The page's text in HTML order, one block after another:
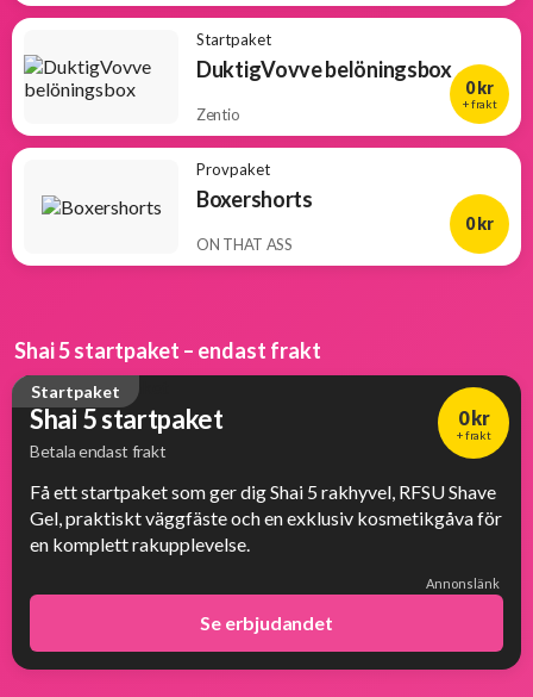
Startpaket
DuktigVovve belöningsbox
Zentio
0 kr
+ frakt
Provpaket
Boxershorts
ON THAT ASS
0 kr
Shai 5 startpaket – endast frakt
Startpaket
Shai 5 startpaket
Betala endast frakt
0 kr
+ frakt
Få ett startpaket som ger dig Shai 5 rakhyvel, RFSU Shave
Gel, praktiskt väggfäste och en exklusiv kosmetikgåva för
en komplett rakupplevelse.
Annonslänk
Se erbjudandet